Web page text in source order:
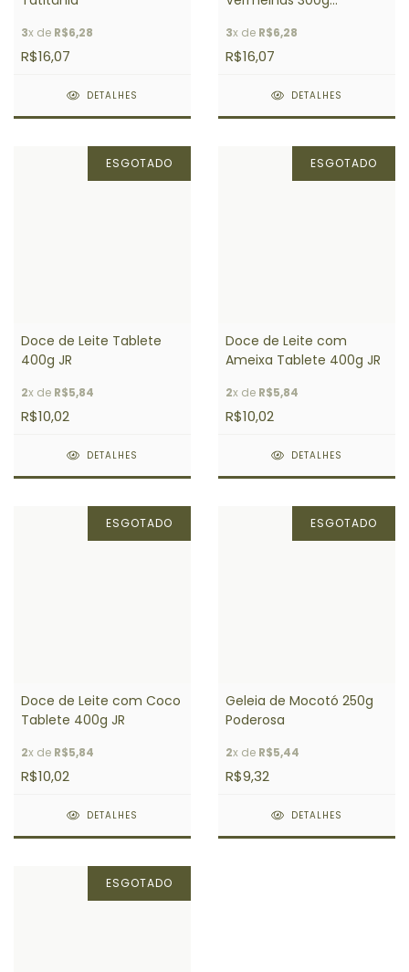
3x de R$6,28
R$16,07
DETALHES
3x de R$6,28
R$16,07
DETALHES
ESGOTADO
Doce de Leite Tablete
400g JR
2x de R$5,84
R$10,02
DETALHES
ESGOTADO
Doce de Leite com
Ameixa Tablete 400g JR
2x de R$5,84
R$10,02
DETALHES
ESGOTADO
Doce de Leite com Coco
Tablete 400g JR
2x de R$5,84
R$10,02
DETALHES
ESGOTADO
Geleia de Mocotó 250g
Poderosa
2x de R$5,44
R$9,32
DETALHES
ESGOTADO